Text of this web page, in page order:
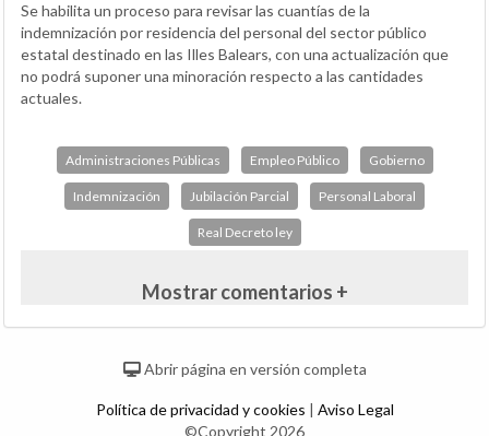
Se habilita un proceso para revisar las cuantías de la
indemnización por residencia del personal del sector público
estatal destinado en las Illes Balears, con una actualización que
no podrá suponer una minoración respecto a las cantidades
actuales.
Administraciones Públicas Empleo Público Gobierno
Indemnización Jubilación Parcial Personal Laboral
Real Decreto ley
Mostrar comentarios +
Abrir página en versión completa
Política de privacidad y cookies | Aviso Legal
©Copyright 2026